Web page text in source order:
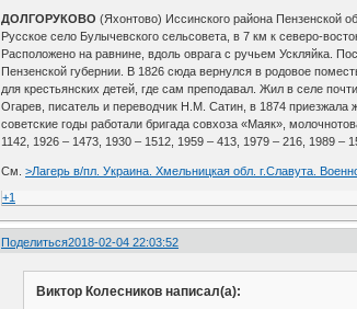
ДОЛГОРУКОВО (Яхонтово) Иссинского района Пензенской
Русское село Булычевского сельсовета, в 7 км к северо-
Расположено на равнине, вдоль оврага с ручьем Ускляйка.
Пензенской губернии. В 1826 сюда вернулся в родовое
для крестьянских детей, где сам преподавал. Жил в селе
Огарев, писатель и переводчик Н.М. Сатин, в 1874 приезжала
советские годы работали бригада совхоза «Маяк»,
1142, 1926 – 1473, 1930 – 1512, 1959 – 413, 1979 – 216, 1989 –
См.>Лагерь в/пл. Украина. Хмельницкая обл. г.Славута.
+1
Поделиться2018-02-04 22:03:52
Виктор Колесников написал(а):